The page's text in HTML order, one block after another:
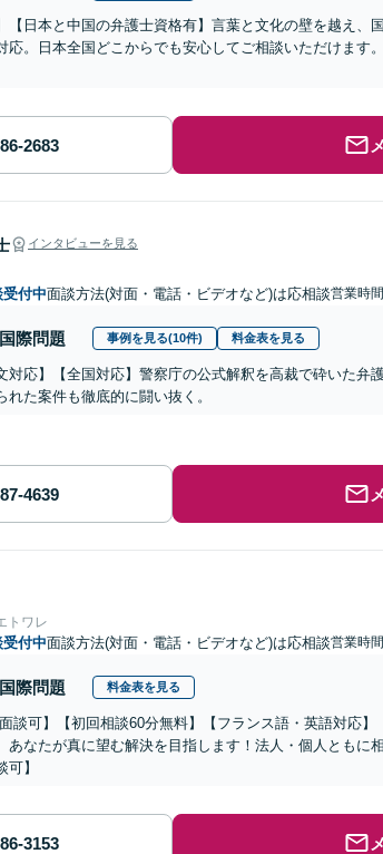
【日本と中国の弁護士資格有】言葉と文化の壁を越え
応。日本全国どこからでも安心してご相談いただけます
インタビューを見る
付中面談方法(対面・電話・ビデオなど)は応相談営業時
際問題 事例を見る(10件) 料金表を見る
対応】【全国対応】警察庁の公式解釈を高裁で砕いた
た案件も徹底的に闘い抜く。
トワレ
付中面談方法(対面・電話・ビデオなど)は応相談営業時
際問題 料金表を見る
談可】【初回相談60分無料】【フランス語・英語対応
あなたが真に望む解決を目指します！法人・個人ともに
】